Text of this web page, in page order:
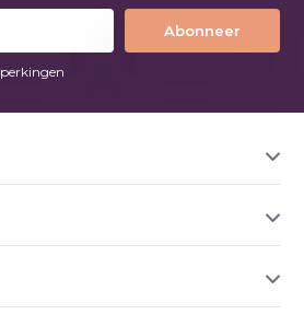
Abonneer